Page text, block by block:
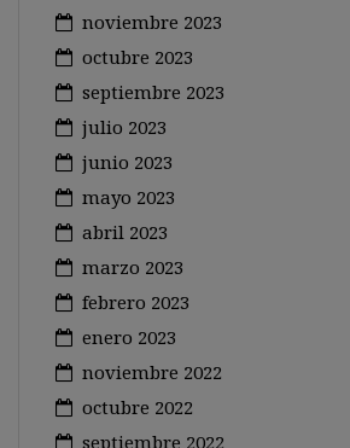
noviembre 2023
octubre 2023
septiembre 2023
julio 2023
junio 2023
mayo 2023
abril 2023
marzo 2023
febrero 2023
enero 2023
noviembre 2022
octubre 2022
septiembre 2022